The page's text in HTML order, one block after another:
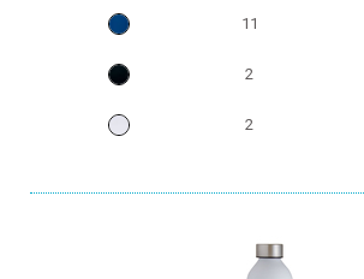
11
2
2